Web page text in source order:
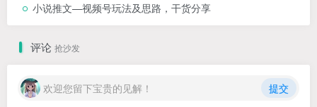
小说推文—视频号玩法及思路，干货分享
评论 抢沙发
欢迎您留下宝贵的见解！ 提交